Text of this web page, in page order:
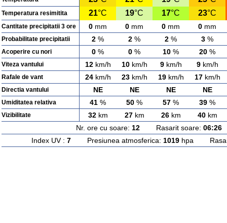
Temperatura resimitita 21°C 19°C 17°C 23°C
Cantitate precipitatii 3 ore 0 mm 0 mm 0 mm 0 mm
Probabilitate precipitatii 2 % 2 % 2 % 3 %
Acoperire cu nori 0 % 0 % 10 % 20 %
Viteza vantului 12km/h 10km/h 9km/h 9km/h
Rafale de vant 24km/h 23km/h 19km/h 17km/h
Directia vantului NE NE NE NE
Umiditatea relativa 41 % 50 % 57 % 39 %
Vizibilitate 32km 27km 26km 40km
Nr. ore cu soare: 12Rasarit soare: 06:26
Index UV : 7Presiunea atmosferica: 1019hpa